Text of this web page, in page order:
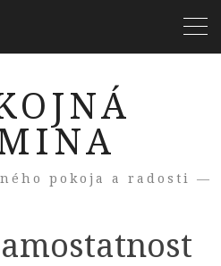
pokoja a radosti —